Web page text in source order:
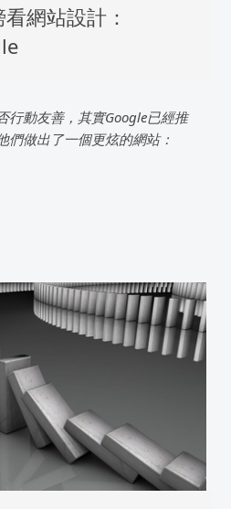
網站設計：
行動友善，其實Google已經推
們做出了一個更炫的網站：